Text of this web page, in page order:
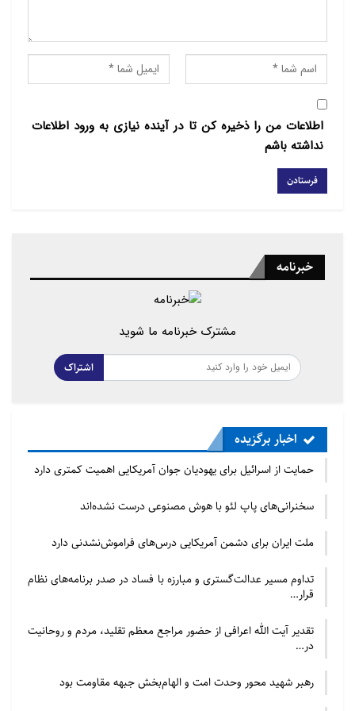
اطلاعات من را ذخیره کن تا در آینده نیازی به ورود اطلاعات
نداشته باشم
خبرنامه
مشترک خبرنامه ما شوید
اشتراک
اخبار برگزیده
حمایت از اسرائیل برای یهودیان جوان آمریکایی اهمیت کمتری دارد
سخنرانی‌های پاپ لئو با هوش مصنوعی درست نشده‌اند
ملت ایران برای دشمن آمریکایی درس‌های فراموش‌نشدنی دارد
تداوم مسیر عدالت‌گستری و مبارزه با فساد در صدر برنامه‌های نظام
قرار…
تقدیر آیت الله اعرافی از حضور مراجع معظم تقلید، مردم و روحانیت
در…
رهبر شهید محور وحدت امت و الهام‌بخش جبهه مقاومت بود